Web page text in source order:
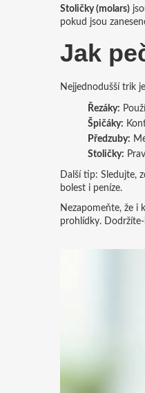
Stoličky (molars)
pokud jsou
Jak
Nejjednodušší trik
Řezáky:
Špičáky:
Předzuby:
Stoličky:
Další tip: Sledujte,
bolest i peníze.
Nezapomeňte, že i
prohlídky.